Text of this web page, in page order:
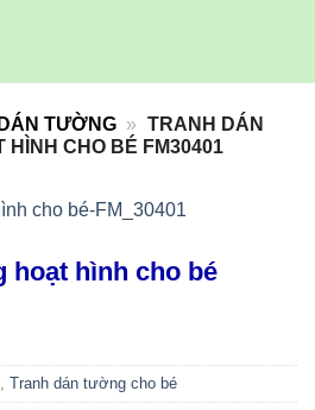
TƯỜNG » TRANH DÁN
HÌNH CHO BÉ FM30401
hoạt hình cho bé
, Tranh dán tường cho bé